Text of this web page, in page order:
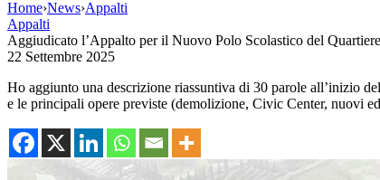
Home›News›Appalti
Appalti
Aggiudicato l’Appalto per il Nuovo Polo Scolastico del
22 Settembre 2025
Ho aggiunto una descrizione riassuntiva di 30 parole all’inizio
e le principali opere previste (demolizione, Civic Center, nuovi